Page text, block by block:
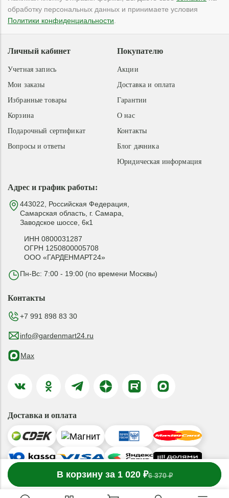
В корзину за 1 020 ₽6 370 ₽
1 товар в корзине
обработку персональных данных и принимаете условия
Политики конфиденциальности
Адрес и график работы:
443022, Российская Федерация,
Самарская область, г. Самара,
Заводское шоссе, 6к1
ИНН 0800031287
ОГРН 1250800005708
ООО «ГАРДЕНМАРТ24»
Пн-Вс: 7:00 - 19:00 (по времени Москвы)
Покупателю
Акции
Доставка и оплата
Гарантии
О нас
Контакты
Блог дачника
Юридическая информация
Личный кабинет
Учетная запись
Мои заказы
Избранные товары
Корзина
Подарочный сертификат
Вопросы и ответы
Контакты
+7 991 898 83 30
info@gardenmart24.ru
Max
Доставка и оплата
© 2019-2026 ООО «ГАРДЕНМАРТ24»